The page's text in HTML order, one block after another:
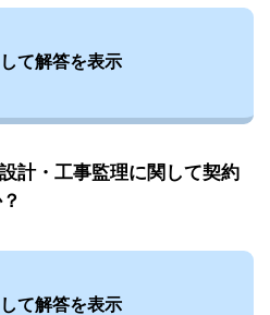
て解答を表示
計・工事監理に関して契約
て解答を表示